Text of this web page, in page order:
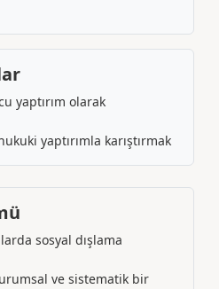
yaptırım olarak
yaptırımla karıştırmak
sosyal dışlama
ve sistematik bir